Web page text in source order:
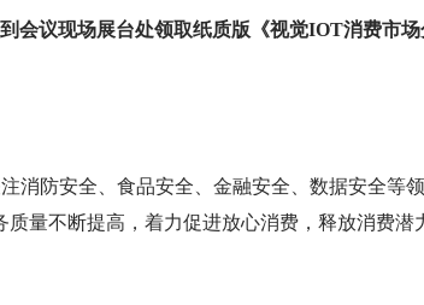
会议现场展台处领取纸质版《视觉IOT消费市
消防安全、食品安全、金融安全、数据安全等领
量不断提高，着力促进放心消费，释放消费潜